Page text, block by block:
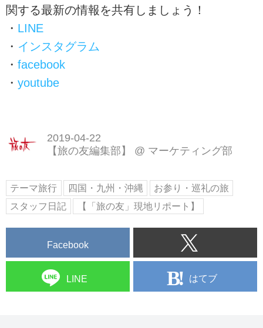
関する最新の情報を共有しましょう！
・ LINE
・ インスタグラム
・ facebook
・ youtube
2019-04-22
【旅の友編集部】
@ マーケティング部
テーマ旅行 四国・九州・沖縄
お参り・巡礼の旅
スタッフ日記
【「旅の友」現地リポート】
Facebook
LINE はてブ